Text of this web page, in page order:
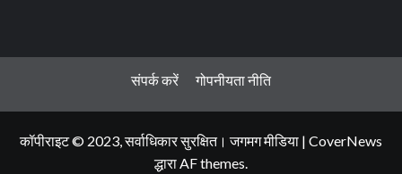
संपर्क करें गोपनीयता नीति
कॉपीराइट © 2023, सर्वाधिकार सुरक्षित। जगमग मीडिया | CoverNews
द्धारा AF themes.